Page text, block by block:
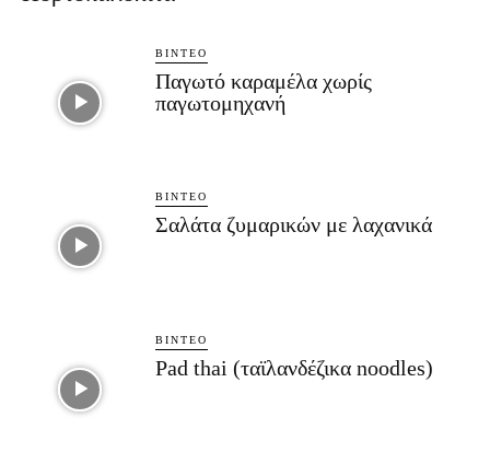
ΒΊΝΤΕΟ
Παγωτό καραμέλα χωρίς
παγωτομηχανή
ΒΊΝΤΕΟ
Σαλάτα ζυμαρικών με λαχανικά
ΒΊΝΤΕΟ
Pad thai (ταϊλανδέζικα noodles)